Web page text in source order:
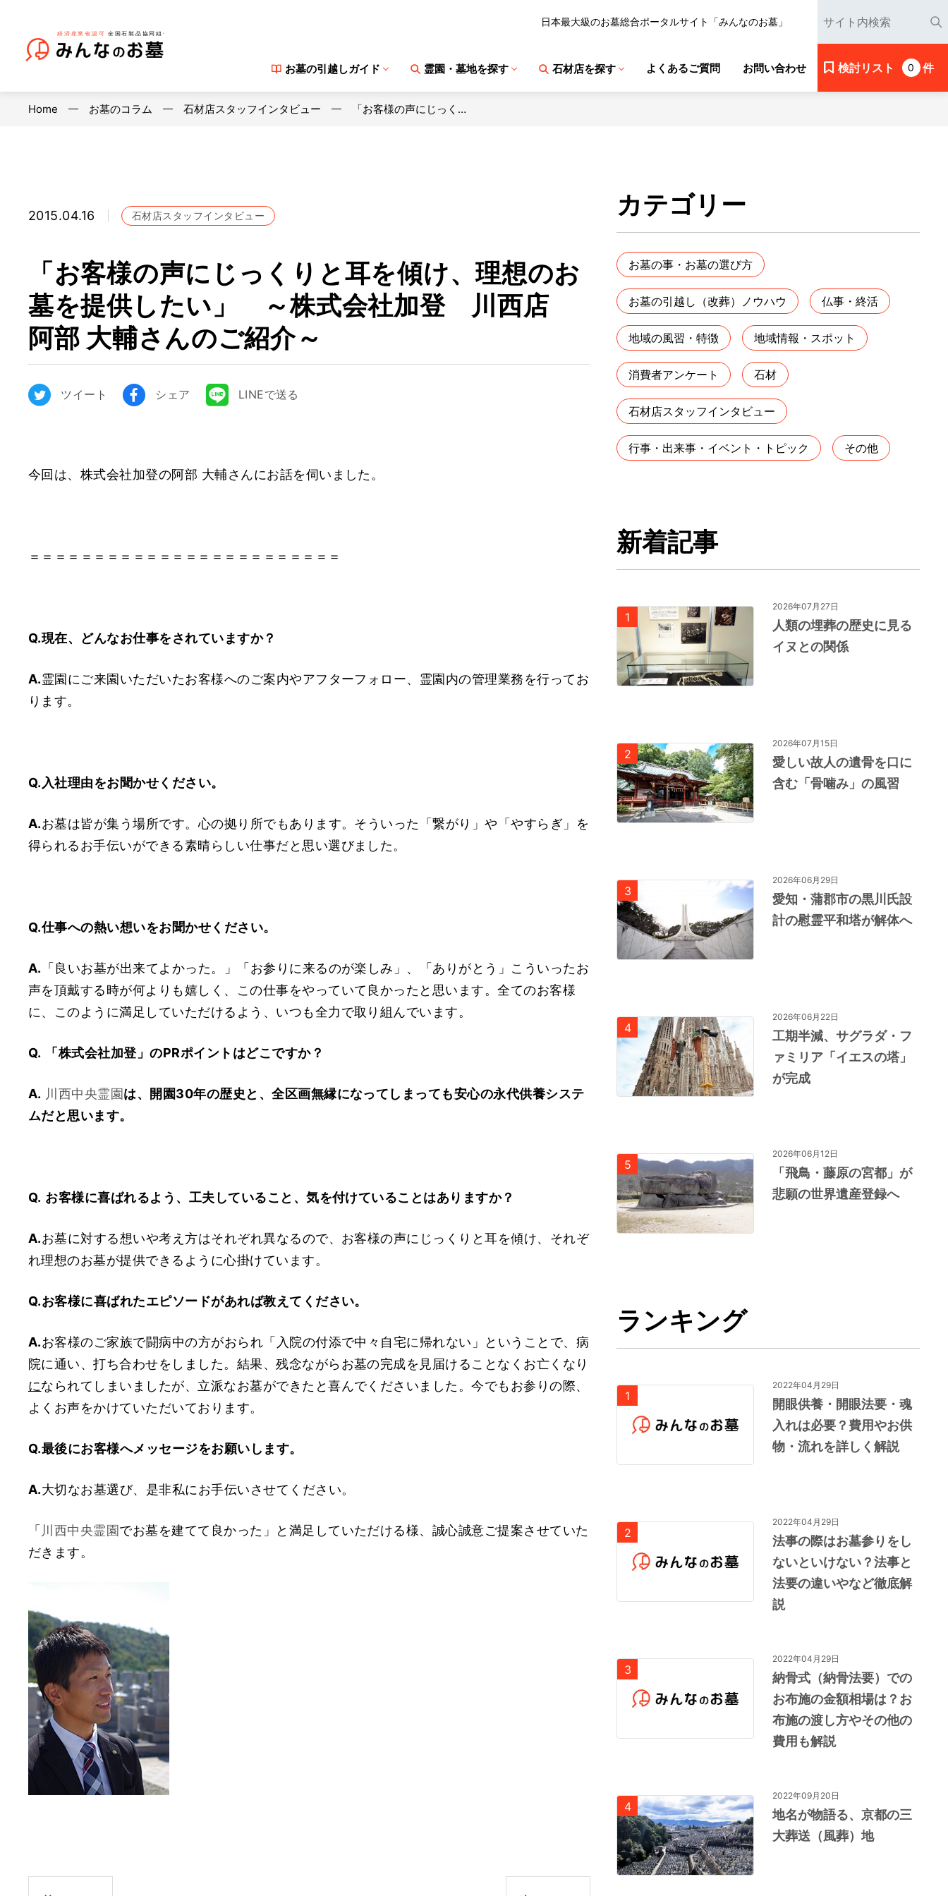
日本最大級のお墓総合ポータルサイト「みんなのお墓」
お墓の引越しガイド 霊園・墓地を探す 石材店を探す よくあるご質問 お問い合わせ 検討リスト 0 件
Home お墓のコラム 石材店スタッフインタビュー 「お客様の声にじっく…
2015.04.16 石材店スタッフインタビュー
「お客様の声にじっくりと耳を傾け、理想のお
墓を提供したい」 ～株式会社加登 川西店
阿部 大輔さんのご紹介～
ツイート シェア LINEで送る
今回は、株式会社加登の阿部 大輔さんにお話を伺いました。
＝＝＝＝＝＝＝＝＝＝＝＝＝＝＝＝＝＝＝＝＝＝＝＝
Q.現在、どんなお仕事をされていますか？
A.霊園にご来園いただいたお客様へのご案内やアフターフォロー、霊園内の管理業務を行ってお
ります。
Q. 入社理由をお聞かせください。
A.お墓は皆が集う場所です。心の拠り所でもあります。そういった「繋がり」や「やすらぎ」を
得られるお手伝いができる素晴らしい仕事だと思い選びました。
Q.仕事への熱い想いをお聞かせください。
A. 「良いお墓が出来てよかった。」「お参りに来るのが楽しみ」、「ありがとう」こういったお
声を頂戴する時が何よりも嬉しく、この仕事をやっていて良かったと思います。全てのお客様
に、このように満足していただけるよう、いつも全力で取り組んでいます。
Q. 「株式会社加登」のPRポイントはどこですか？
A. 川西中央霊園は、開園30年の歴史と、全区画無縁になってしまっても安心の永代供養システ
ムだと思います。
Q. お客様に喜ばれるよう、工夫していること、気を付けていることはありますか？
A.お墓に対する想いや考え方はそれぞれ異なるので、お客様の声にじっくりと耳を傾け、それぞ
れ理想のお墓が提供できるように心掛けています。
Q.お客様に喜ばれたエピソードがあれば教えてください。
A.お客様のご家族で闘病中の方がおられ「入院の付添で中々自宅に帰れない」ということで、病
院に通い、打ち合わせをしました。結果、残念ながらお墓の完成を見届けることなくお亡くなり
になられてしまいましたが、立派なお墓ができたと喜んでくださいました。今でもお参りの際、
よくお声をかけていただいております。
Q.最後にお客様へメッセージをお願いします。
A.大切なお墓選び、是非私にお手伝いさせてください。
「川西中央霊園でお墓を建てて良かった」と満足していただける様、誠心誠意ご提案させていた
だきます。
カテゴリー
お墓の事・お墓の選び方
お墓の引越し（改葬）ノウハウ 仏事・終活
地域の風習・特徴 地域情報・スポット
消費者アンケート 石材
石材店スタッフインタビュー
行事・出来事・イベント・トピック その他
新着記事
2026年07月27日
人類の埋葬の歴史に見る
イヌとの関係
2026年07月15日
愛しい故人の遺骨を口に
含む「骨噛み」の風習
2026年06月29日
愛知・蒲郡市の黒川氏設
計の慰霊平和塔が解体へ
2026年06月22日
工期半減、サグラダ・フ
ァミリア「イエスの塔」
が完成
2026年06月12日
「飛鳥・藤原の宮都」が
悲願の世界遺産登録へ
ランキング
2022年04月29日
開眼供養・開眼法要・魂
入れは必要？費用やお供
物・流れを詳しく解説
2022年04月29日
法事の際はお墓参りをし
ないといけない？法事と
法要の違いやなど徹底解
説
2022年04月29日
納骨式（納骨法要）での
お布施の金額相場は？お
布施の渡し方やその他の
費用も解説
2022年09月20日
地名が物語る、京都の三
大葬送（風葬）地